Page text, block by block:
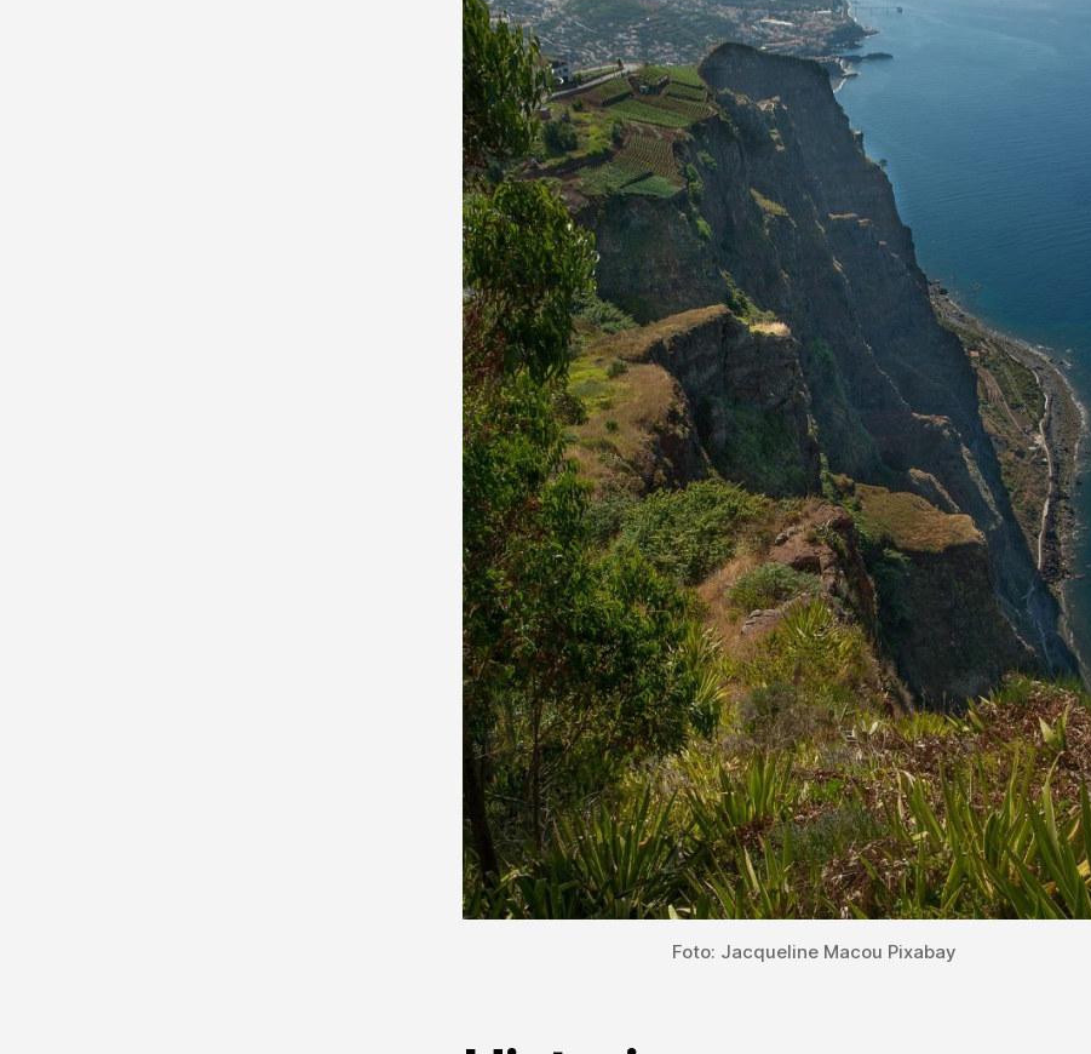
Foto: Jacqueline Macou Pixabay